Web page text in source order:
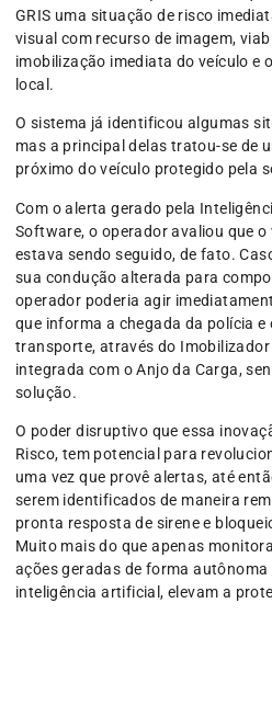
GRIS uma situação de risco
visual com recurso de imagem,
imobilização imediata do veículo e
local.
O sistema já identificou algumas
mas a principal delas tratou-se de
próximo do veículo protegido pela
Com o alerta gerado pela
Software, o operador avaliou que
estava sendo seguido, de fato.
sua condução alterada para
operador poderia agir
que informa a chegada da polícia e
transporte, através do Imobilizador
integrada com o Anjo da Carga,
solução.
O poder disruptivo que essa
Risco, tem potencial para
uma vez que provê alertas, até
serem identificados de maneira
pronta resposta de sirene e
Muito mais do que apenas
ações geradas de forma autônoma
inteligência artificial, elevam a